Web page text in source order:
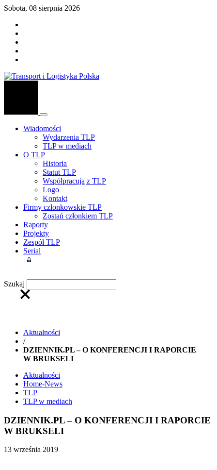
Sobota, 08 sierpnia 2026
Wiadomości
Wydarzenia TLP
TLP w mediach
O TLP
Historia
Statut TLP
Współpracują z TLP
Logo
Kontakt
Firmy członkowskie TLP
Zostań członkiem TLP
Raporty
Projekty
Zespół TLP
Serial
Szukaj
Aktualności
/
DZIENNIK.PL – O KONFERENCJI I RAPORCIE
W BRUKSELI
Aktualności
Home-News
TLP
TLP w mediach
DZIENNIK.PL – O KONFERENCJI I RAPORCIE
W BRUKSELI
13 września 2019